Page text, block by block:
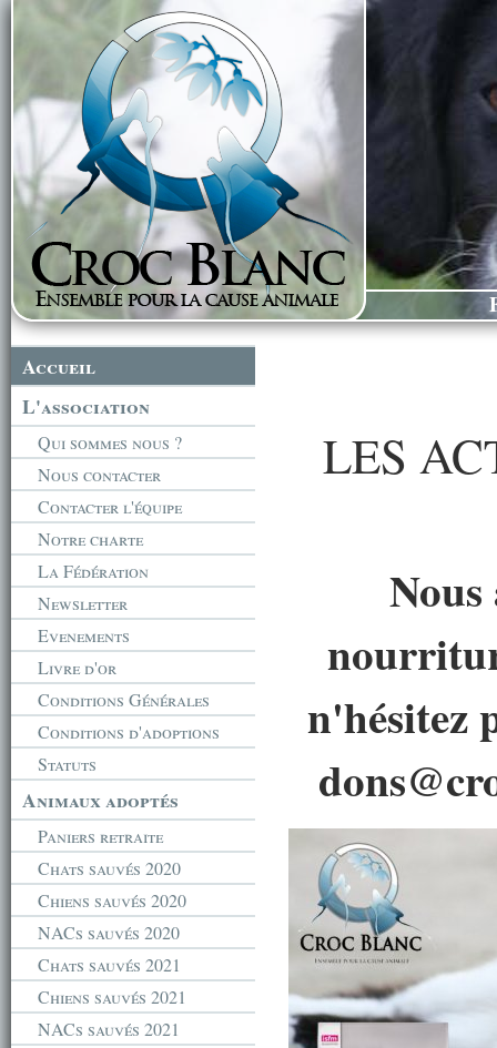
Accueil
L'association
Qui sommes nous ?
Nous contacter
Contacter l'équipe
Notre charte
La Fédération
Newsletter
Evenements
Livre d'or
Conditions Générales
Conditions d'adoptions
Statuts
Animaux adoptés
Paniers retraite
Chats sauvés 2020
Chiens sauvés 2020
NACs sauvés 2020
Chats sauvés 2021
Chiens sauvés 2021
NACs sauvés 2021
LES
Nous
n'hésitez